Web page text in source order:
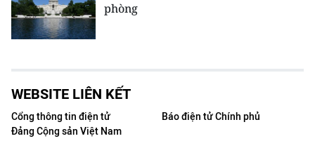
phòng
WEBSITE LIÊN KẾT
Cổng thông tin điện tử
Đảng Cộng sản Việt Nam
Báo điện tử Chính phủ